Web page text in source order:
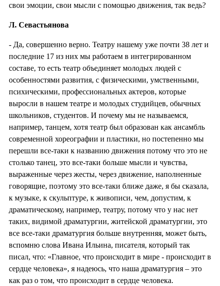
свои эмоции, свои мысли с помощью движения, так ведь?
Л. Севастьянова
- Да, совершенно верно. Театру нашему уже почти 38 лет и
последние 17 из них мы работаем в интегрированном
составе, то есть театр объединяет молодых людей с
особенностями развития, с физическими, умственными,
психическими, профессиональных актеров, которые
выросли в нашем театре и молодых студийцев, обычных
школьников, студентов. И почему мы не называемся,
например, танцем, хотя театр был образован как ансамбль
современной хореографии и пластики, но постепенно мы
перешли все-таки к названию движения потому что это не
столько танец, это все-таки больше мысли и чувства,
выраженные через жесты, через движение, наполненные
говорящие, поэтому это все-таки ближе даже, я бы сказала,
к музыке, к скульптуре, к живописи, чем, допустим, к
драматическому, например, театру, потому что у нас нет
таких, видимой драматургии, житейской драматургии, это
все все-таки драматургия больше внутренняя, может быть,
вспомню слова Ивана Ильина, писателя, который так
писал, что: «Главное, что происходит в мире - происходит в
сердце человека», я надеюсь, что наша драматургия – это
как раз о том, что происходит в сердце человека.